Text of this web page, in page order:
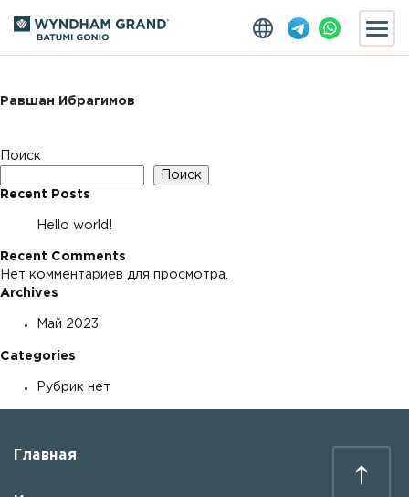
Равшан Ибрагимов
Поиск
Поиск
Recent Posts
Hello world!
Recent Comments
Нет комментариев для просмотра.
Archives
Май 2023
Categories
Рубрик нет
Главная